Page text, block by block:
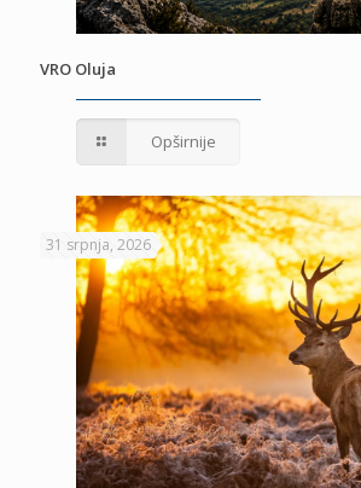
VRO Oluja
Opširnije
31 srpnja, 2026